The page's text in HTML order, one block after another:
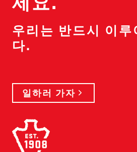
우리는 반드시 이루
다.
일하러 가자